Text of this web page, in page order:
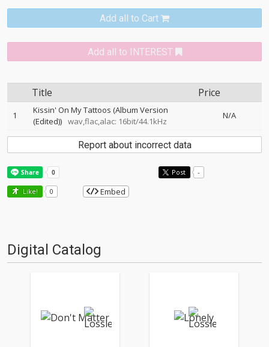
Add all to Cart
Add all to INTEREST
Title Price
1
Kissin' On My Tattoos (Album Version
(Edited)) wav,flac,alac: 16bit/44.1kHz
N/A
Report about incorrect data
Post -
Like! 0 Embed
Digital Catalog